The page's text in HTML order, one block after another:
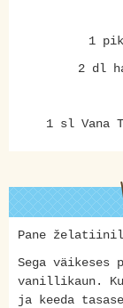
1
2 dl
1 sl Vana
Pane
Sega
vanillikaun.
ja keeda